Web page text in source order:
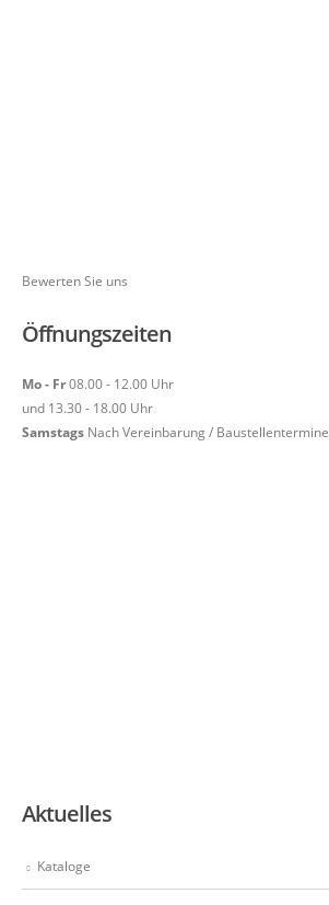
Bewerten Sie uns
Öffnungszeiten
Mo - Fr08.00 - 12.00 Uhr
und 13.30 - 18.00 Uhr
Samstags Nach Vereinbarung / Baustellentermine
Aktuelles
Kataloge